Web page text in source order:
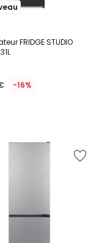
FRIDGE STUDIO
-16%